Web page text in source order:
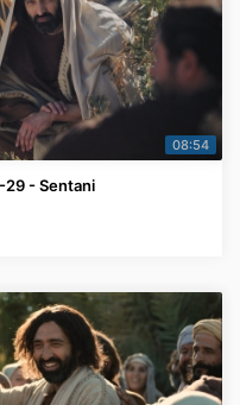
08:54
29 - Sentani